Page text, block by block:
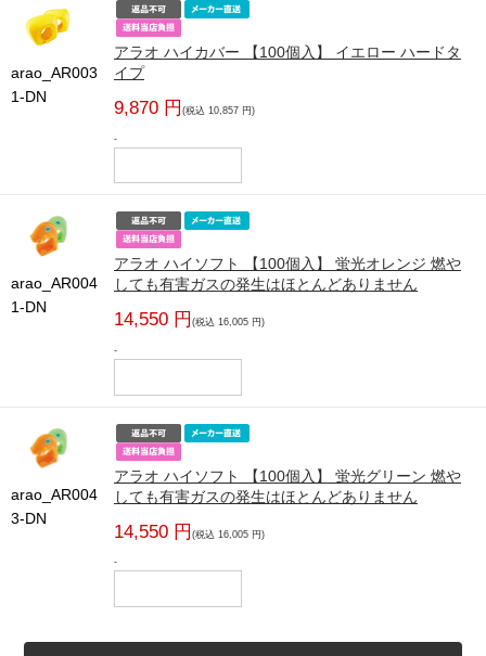
arao_AR003
1-DN
アラオ ハイカバー 【100個入】 イエロー ハードタ
イプ
9,870 円 (税込 10,857 円)
-
arao_AR004
1-DN
アラオ ハイソフト 【100個入】 蛍光オレンジ 燃や
しても有害ガスの発生はほとんどありません
14,550 円 (税込 16,005 円)
-
arao_AR004
3-DN
アラオ ハイソフト 【100個入】 蛍光グリーン 燃や
しても有害ガスの発生はほとんどありません
14,550 円 (税込 16,005 円)
-